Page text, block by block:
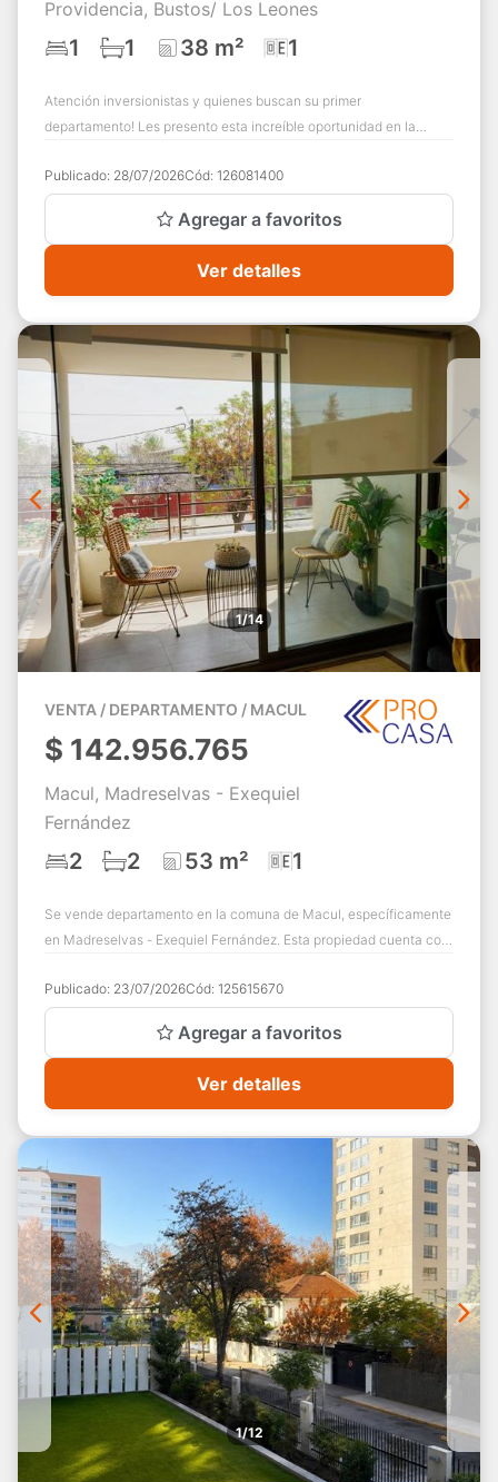
Providencia, Bustos/ Los Leones
1 1 38 m² 1
Atención inversionistas y quienes buscan su primer
departamento! Les presento esta increíble oportunidad en la
Publicado: 28/07/2026Cód: 126081400
Agregar a favoritos
Ver detalles
1/14
VENTA / DEPARTAMENTO / MACUL
$ 142.956.765
Macul, Madreselvas - Exequiel
Fernández
2 2 53 m² 1
Se vende departamento en la comuna de Macul, específicamente
en Madreselvas - Exequiel Fernández. Esta propiedad cuenta con
Publicado: 23/07/2026Cód: 125615670
Agregar a favoritos
Ver detalles
1/12